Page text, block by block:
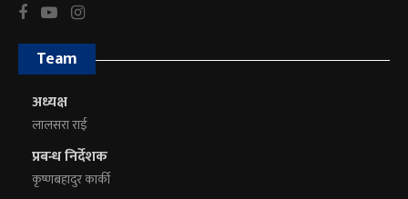
Team
अध्यक्ष
लालसरा राई
प्रबन्ध निर्देशक
कृष्णबहादुर कार्की